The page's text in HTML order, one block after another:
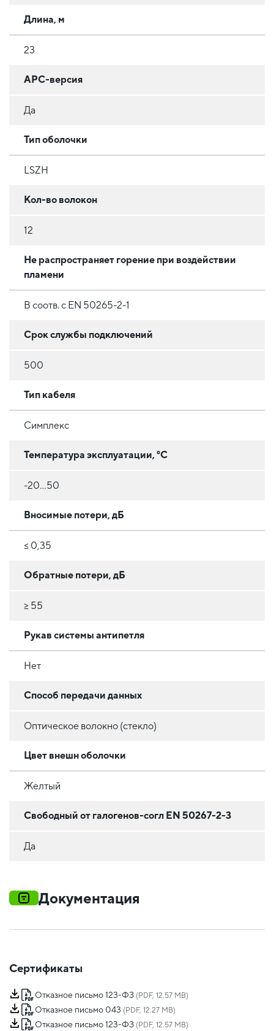
Длина, м
23
APC-версия
Да
Тип оболочки
LSZH
Кол-во волокон
12
Не распространяет горение при воздействии
пламени
В соотв. с EN 50265-2-1
Срок службы подключений
500
Тип кабеля
Симплекс
Температура эксплуатации, °C
-20...50
Вносимые потери, дБ
≤ 0,35
Обратные потери, дБ
≥ 55
Рукав системы антипетля
Нет
Способ передачи данных
Оптическое волокно (стекло)
Цвет внешн оболочки
Желтый
Свободный от галогенов-согл EN 50267-2-3
Да
Документация
Сертификаты
Отказное письмо 123-ФЗ (PDF, 12.57 MB)
Отказное письмо 043 (PDF, 12.27 MB)
Отказное письмо 123-ФЗ (PDF, 12.57 MB)